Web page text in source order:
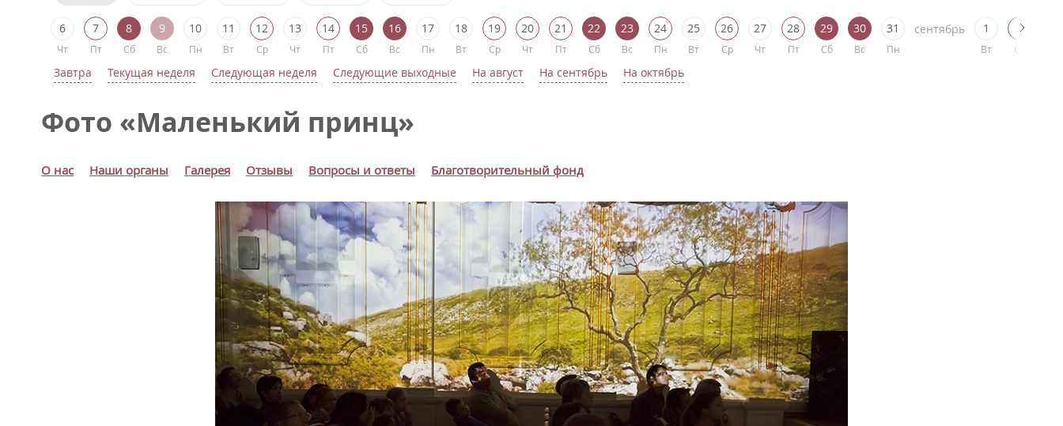
6
Чт
7
Пт
8
Сб
9
Вс
10
Пн
11
Вт
12
Ср
13
Чт
14
Пт
15
Сб
16
Вс
17
Пн
18
Вт
19
Ср
20
Чт
21
Пт
22
Сб
23
Вс
24
Пн
25
Вт
26
Ср
27
Чт
28
Пт
29
Сб
30
Вс
31
Пн
сентябрь 1
Вт
2
Ср
Завтра Текущая неделя Следующая неделя Следующие выходные На август На сентябрь На октябрь
Фото «Маленький принц»
О нас Наши органы Галерея Отзывы Вопросы и ответы Благотворительный фонд